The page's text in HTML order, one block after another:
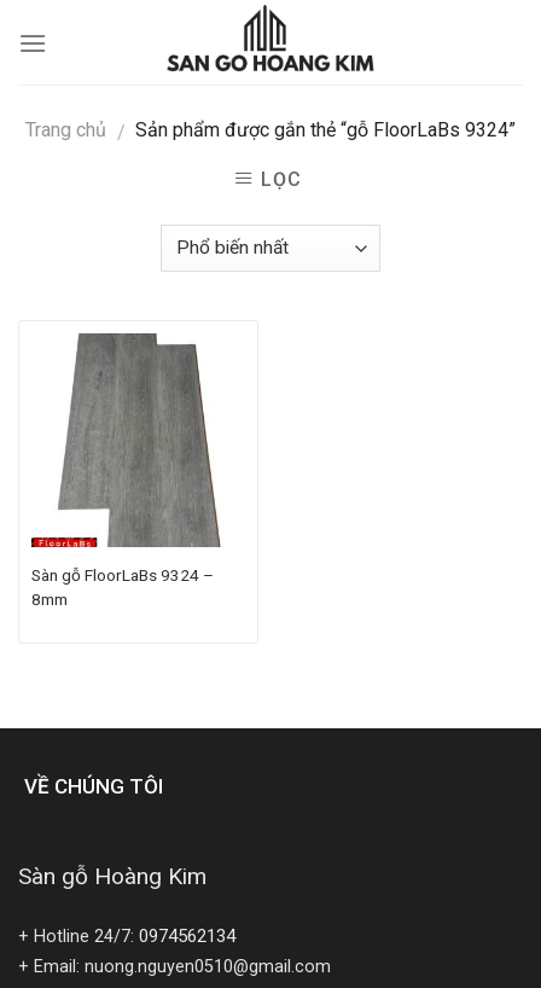
Trang chủ / Sản phẩm được gắn thẻ “gỗ FloorLaBs 9324”
LỌC
Sàn gỗ FloorLaBs 9324 –
8mm
VỀ CHÚNG TÔI
Sàn gỗ Hoàng Kim
+ Hotline 24/7: 0974562134
+ Email: nuong.nguyen0510@gmail.com